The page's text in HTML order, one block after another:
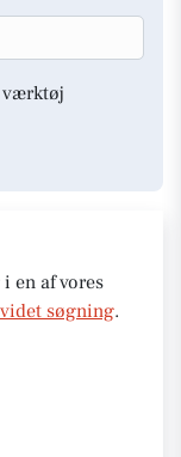
værktøj
en af vores
søgning.